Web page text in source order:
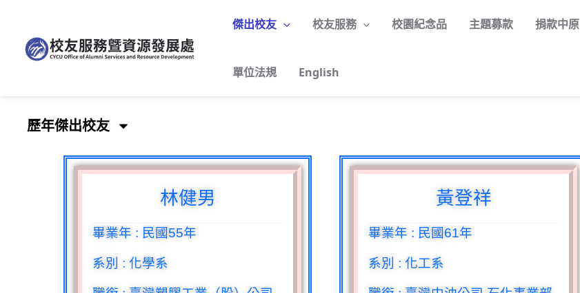
傑出校友 校友服務 校園紀念品 主題募款 捐款中原
單位法規 English
歷年傑出校友
林健男
畢業年 : 民國55年
系別 : 化學系
黃登祥
畢業年 : 民國61年
系別 : 化工系